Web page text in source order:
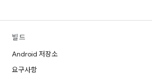
빌드
Android 저장소
요구사항